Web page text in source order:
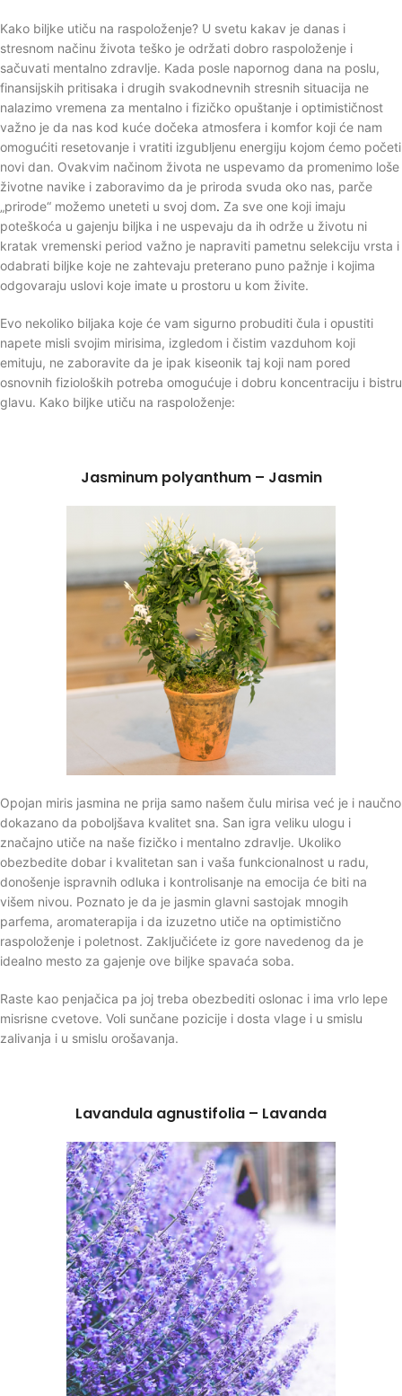
Kako biljke utiču na raspoloženje? U svetu kakav je danas i
stresnom načinu života teško je održati dobro raspoloženje i
sačuvati mentalno zdravlje. Kada posle napornog dana na poslu,
finansijskih pritisaka i drugih svakodnevnih stresnih situacija ne
nalazimo vremena za mentalno i fizičko opuštanje i optimističnost
važno je da nas kod kuće dočeka atmosfera i komfor koji će nam
omogućiti resetovanje i vratiti izgubljenu energiju kojom ćemo početi
novi dan. Ovakvim načinom života ne uspevamo da promenimo loše
životne navike i zaboravimo da je priroda svuda oko nas, parče
„prirode“ možemo uneteti u svoj dom. Za sve one koji imaju
poteškoća u gajenju biljka i ne uspevaju da ih održe u životu ni
kratak vremenski period važno je napraviti pametnu selekciju vrsta i
odabrati biljke koje ne zahtevaju preterano puno pažnje i kojima
odgovaraju uslovi koje imate u prostoru u kom živite.
Evo nekoliko biljaka koje će vam sigurno probuditi čula i opustiti
napete misli svojim mirisima, izgledom i čistim vazduhom koji
emituju, ne zaboravite da je ipak kiseonik taj koji nam pored
osnovnih fizioloških potreba omogućuje i dobru koncentraciju i bistru
glavu. Kako biljke utiču na raspoloženje:
Jasminum polyanthum – Jasmin
Opojan miris jasmina ne prija samo našem čulu mirisa već je i naučno
dokazano da poboljšava kvalitet sna. San igra veliku ulogu i
značajno utiče na naše fizičko i mentalno zdravlje. Ukoliko
obezbedite dobar i kvalitetan san i vaša funkcionalnost u radu,
donošenje ispravnih odluka i kontrolisanje na emocija će biti na
višem nivou. Poznato je da je jasmin glavni sastojak mnogih
parfema, aromaterapija i da izuzetno utiče na optimistično
raspoloženje i poletnost. Zaključićete iz gore navedenog da je
idealno mesto za gajenje ove biljke spavaća soba.
Raste kao penjačica pa joj treba obezbediti oslonac i ima vrlo lepe
misrisne cvetove. Voli sunčane pozicije i dosta vlage i u smislu
zalivanja i u smislu orošavanja.
Lavandula agnustifolia – Lavanda